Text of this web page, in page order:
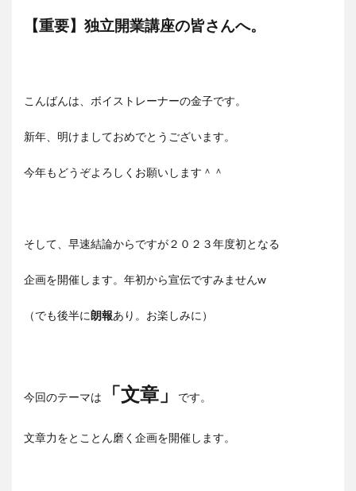
【重要】独立開業講座の皆さんへ。
こんばんは、ボイストレーナーの金子です。
新年、明けましておめでとうございます。
今年もどうぞよろしくお願いします＾＾
そして、早速結論からですが２０２３年度初となる
企画を開催します。年初から宣伝ですみませんw
（でも後半に朗報あり。お楽しみに）
今回のテーマは 「文章」 です。
文章力をとことん磨く企画を開催します。